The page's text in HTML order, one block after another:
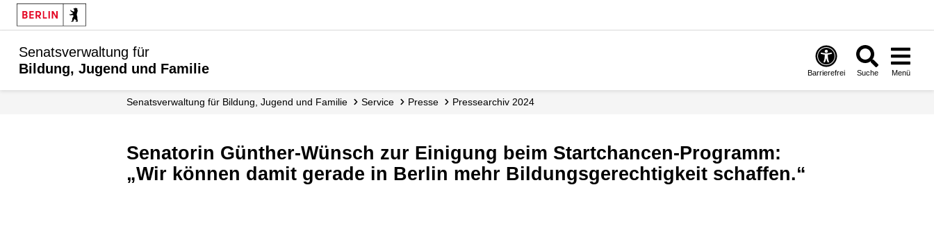
Senatsverwaltung für
Bildung, Jugend und Familie
Barrierefrei Suche Menü
Senats­verwaltung für Bildung, Jugend und Familie Service Presse Pressearchiv 2024
Senatorin Günther-Wünsch zur Einigung beim Startchancen-Programm:
„Wir können damit gerade in Berlin mehr Bildungsgerechtigkeit schaffen.“